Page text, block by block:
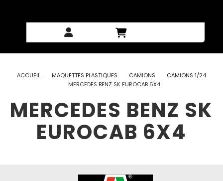
ACCUEIL MAQUETTES PLASTIQUES CAMIONS
CAMIONS 1/24
MERCEDES BENZ SK EUROCAB 6X4
MERCEDES BENZ SK
EUROCAB 6X4